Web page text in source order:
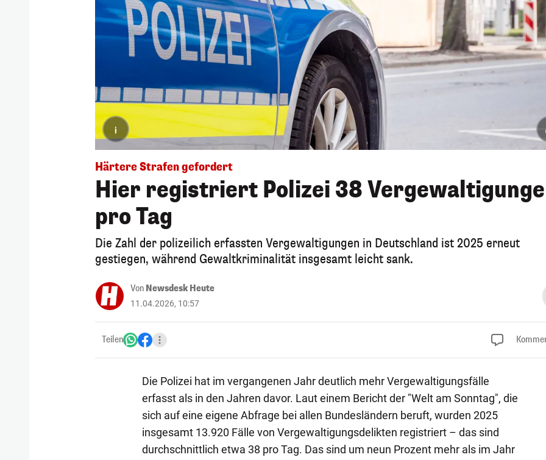
i
Härtere Strafen gefordert
Hier registriert Polizei 38
pro Tag
Die Zahl der polizeilich erfassten Vergewaltigungen in Deutschland ist 2025 erneut
gestiegen, während Gewaltkriminalität insgesamt leicht sank.
Von Newsdesk Heute
11.04.2026, 10:57
Teilen
Die Polizei hat im vergangenen Jahr deutlich mehr Vergewaltigungsfälle
erfasst als in den Jahren davor. Laut einem Bericht der "Welt am Sonntag", die
sich auf eine eigene Abfrage bei allen Bundesländern beruft, wurden 2025
insgesamt 13.920 Fälle von Vergewaltigungsdelikten registriert – das sind
durchschnittlich etwa 38 pro Tag. Das sind um neun Prozent mehr als im Jahr